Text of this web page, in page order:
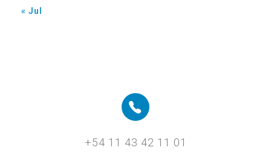
« Jul
+54 11 43 42 11 01